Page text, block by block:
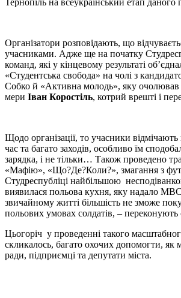
Тернопіль на всеукраїнський етап даного
Організатори розповідають, що
учасниками. Адже ще на початку
команд, які у кінцевому результаті
«Студентська свобода» на чолі з
Собко й «Активна молодь», яку
мери Іван Коростіль, котрий врешті і
Щодо організації, то учасники
час та багато заходів, особливо їм
зарядка, і не тільки… Також проведено
«Мафію», «Що?Де?Коли?», змагання з
Студреспубліці найбільшою
виявилася польова кухня, яку надало
звичайному житті більшість не зможе
польових умовах солдатів, – переконують
Цьогоріч у проведенні такого
скликалось, багато охочих допомогти, як
ради, підприємці та депутати міста.